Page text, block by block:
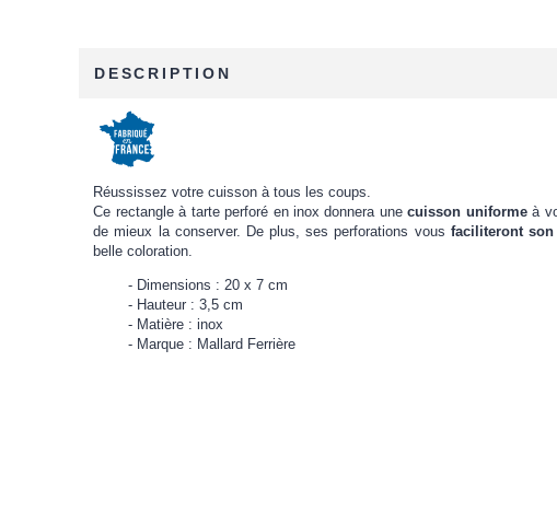
DESCRIPTION
Réussissez votre cuisson à tous les coups.
Ce rectangle à tarte perforé en inox donnera unecuisson uniformeà
de mieux la conserver. De plus, ses perforations vous faciliteront son
belle coloration.
Dimensions : 20 x 7 cm
Hauteur : 3,5 cm
Matière : inox
Marque : Mallard Ferrière